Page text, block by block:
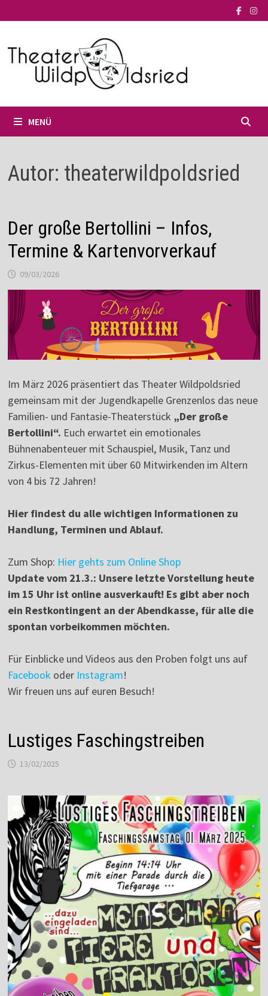
Inhalt
MENÜ
Autor: theaterwildpoldsried
Der große Bertollini – Infos,
Termine & Kartenvorverkauf
09/03/2026
Im März 2026 präsentiert das Theater Wildpoldsried
gemeinsam mit der Jugendkapelle Grenzenlos das neue
Familien- und Fantasie-Theaterstück „Der große
Bertollini“. Euch erwartet ein emotionales
Bühnenabenteuer mit Schauspiel, Musik, Tanz und
Zirkus-Elementen mit über 60 Mitwirkenden im Altern
von 4 bis 72 Jahren!
Hier findest du alle wichtigen Informationen zu
Handlung, Terminen und Ablauf.
Zum Shop: Hier gehts zum Online Shop
Update vom 21.3.: Unsere letzte Vorstellung heute
im 15 Uhr ist online ausverkauft! Es gibt aber noch
ein Restkontingent an der Abendkasse, für alle die
spontan vorbeikommen möchten.
Für Einblicke und Videos aus den Proben folgt uns auf
Facebook oder Instagram!
Wir freuen uns auf euren Besuch!
Lustiges Faschingstreiben
13/02/2025